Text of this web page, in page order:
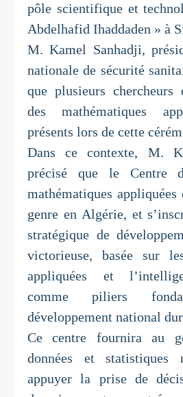
pôle scientifique et
Abdelhafid Ihaddaden » à
M. Kamel Sanhadji,
nationale de sécurité
que plusieurs chercheurs
des mathématiques
présents lors de cette
Dans ce contexte, M.
précisé que le Centre
mathématiques
genre en Algérie, et
stratégique de
victorieuse, basée sur
appliquées et
comme piliers
développement national
Ce centre fournira au
données et statistiques
appuyer la prise de